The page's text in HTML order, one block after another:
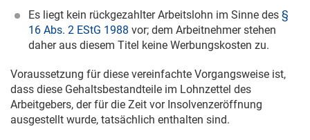
Es liegt kein rückgezahlter Arbeitslohn im Sinne des §
16 Abs. 2 EStG 1988 vor; dem Arbeitnehmer stehen
daher aus diesem Titel keine Werbungskosten zu.
Voraussetzung für diese vereinfachte Vorgangsweise ist,
dass diese Gehaltsbestandteile im Lohnzettel des
Arbeitgebers, der für die Zeit vor Insolvenzeröffnung
ausgestellt wurde, tatsächlich enthalten sind.